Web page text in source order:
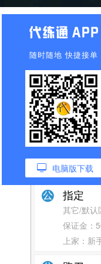
游戏大区选择：
《秦时明月
微信小
其它/默认
上家：新
指定
其它/默认
保证金：
上家：新
随时随地 快捷接单
电脑版下载